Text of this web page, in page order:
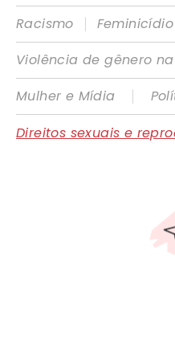
Racismo
| Feminicídio
Violência de gênero
Mulher e Mídia
|
Direitos sexuais e